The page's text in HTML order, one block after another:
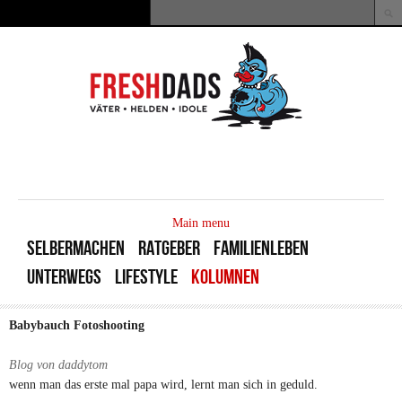
Suchformular
Main menu
SELBERMACHEN RATGEBER
FAMILIENLEBEN
UNTERWEGS
LIFESTYLE KOLUMNEN
Babybauch Fotoshooting
Blog von daddytom
wenn man das erste mal papa wird, lernt man sich in geduld.